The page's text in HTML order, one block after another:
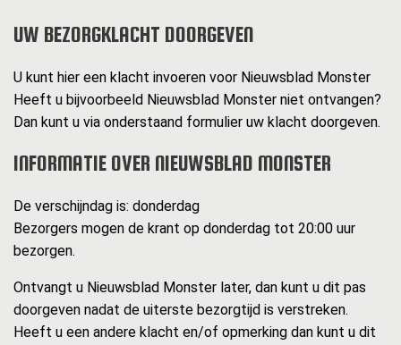
UW BEZORGKLACHT DOORGEVEN
U kunt hier een klacht invoeren voor Nieuwsblad Monster
Heeft u bijvoorbeeld Nieuwsblad Monster niet ontvangen?
Dan kunt u via onderstaand formulier uw klacht doorgeven.
INFORMATIE OVER NIEUWSBLAD MONSTER
De verschijndag is: donderdag
Bezorgers mogen de krant op donderdag tot 20:00 uur
bezorgen.
Ontvangt u Nieuwsblad Monster later, dan kunt u dit pas
doorgeven nadat de uiterste bezorgtijd is verstreken.
Heeft u een andere klacht en/of opmerking dan kunt u dit